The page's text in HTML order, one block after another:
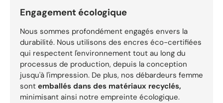
Engagement écologique
Nous sommes profondément engagés envers la
durabilité. Nous utilisons des encres éco-certifiées
qui respectent l'environnement tout au long du
processus de production, depuis la conception
jusqu'à l'impression. De plus, nos débardeurs femme
sont emballés dans des matériaux recyclés,
minimisant ainsi notre empreinte écologique.